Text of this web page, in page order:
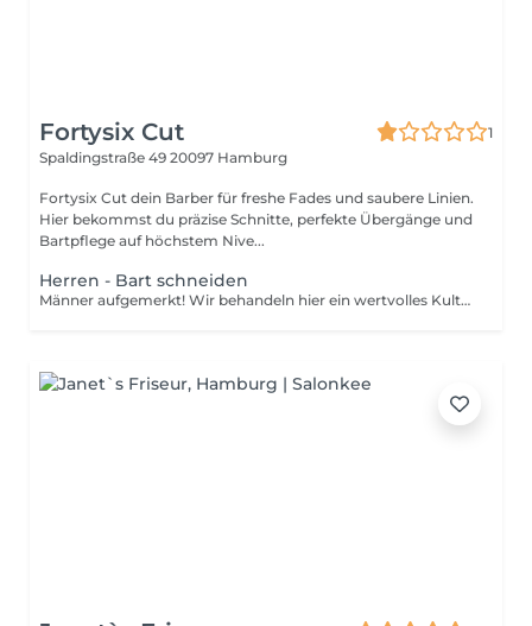
Fortysix Cut
1
Spaldingstraße 49 20097 Hamburg
Fortysix Cut dein Barber für freshe Fades und saubere Linien.
Hier bekommst du präzise Schnitte, perfekte Übergänge und
Bartpflege auf höchstem Nive...
Herren - Bart schneiden
Männer aufgemerkt! Wir behandeln hier ein wertvolles Kulturgut, das von professionellen Barbieren und ausgewiesenen Herrenfriseuren seit Jahrhunderten gepflegt und inzwischen wieder zu neuen Würden erhoben wird. Denn Wildwuchs an Oberlippe, Kinn, Wangen und Schläfen will selbst der überzeugteste Bartträger nicht. Und inzwischen scheinbar genauso wenig wie die aufwendige Prozedur des Barttrimmens und der Rasur im heimischen Bad. Stattdessen wird der Termin zum Barttrimmen oder rasieren lassen immer häufiger als wertvolle Auszeit oder sogar persönliches Event wahrgenommen.